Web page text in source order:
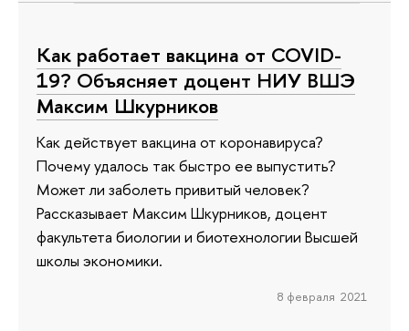
Как работает вакцина от COVID-
19? Объясняет доцент НИУ ВШЭ
Максим Шкурников
Как действует вакцина от коронавируса?
Почему удалось так быстро ее выпустить?
Может ли заболеть привитый человек?
Рассказывает Максим Шкурников, доцент
факультета биологии и биотехнологии Высшей
школы экономики.
8 февраля 2021